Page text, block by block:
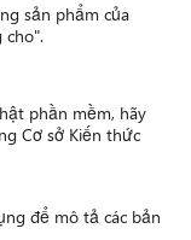
sản phẩm của
cho".
phần mềm, hãy
Cơ sở Kiến thức
để mô tả các bản